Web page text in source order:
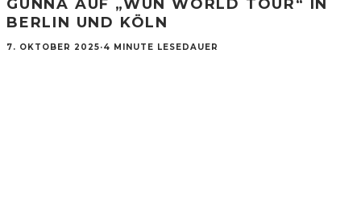
GUNNA AUF „WUN WORLD TOUR“ IN
BERLIN UND KÖLN
7. OKTOBER 2025·4 MINUTE LESEDAUER